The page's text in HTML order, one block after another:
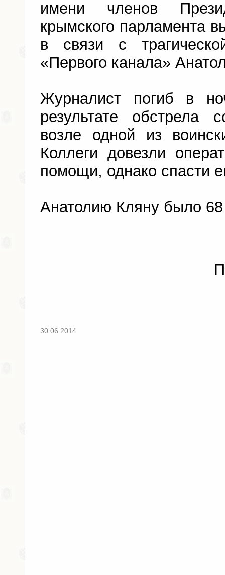
имени членов
крымского парламента
в связи с
«Первого канала»
Журналист погиб в
результате обстрела
возле одной из
Коллеги довезли
помощи, однако спасти
Анатолию Кляну было 68
30.06.2014